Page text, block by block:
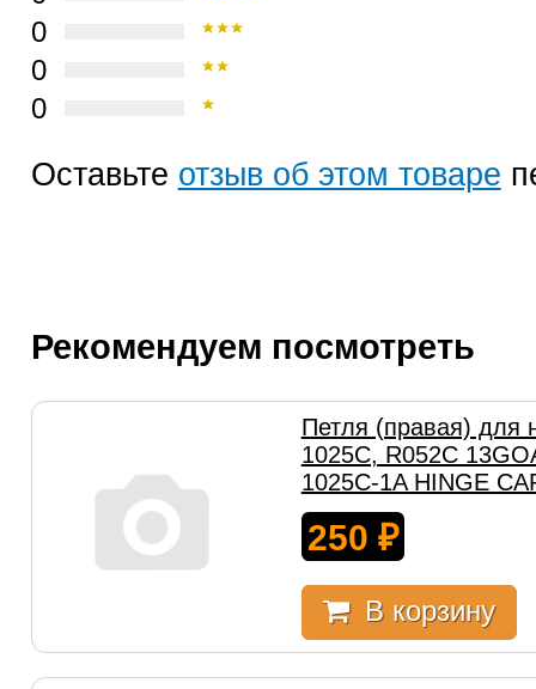
0
0
0
Оставьте отзыв об этом товаре
Рекомендуем посмотреть
Петля (правая) для
1025C, R052C
1025C-1A HINGE
250 ₽
В корзину